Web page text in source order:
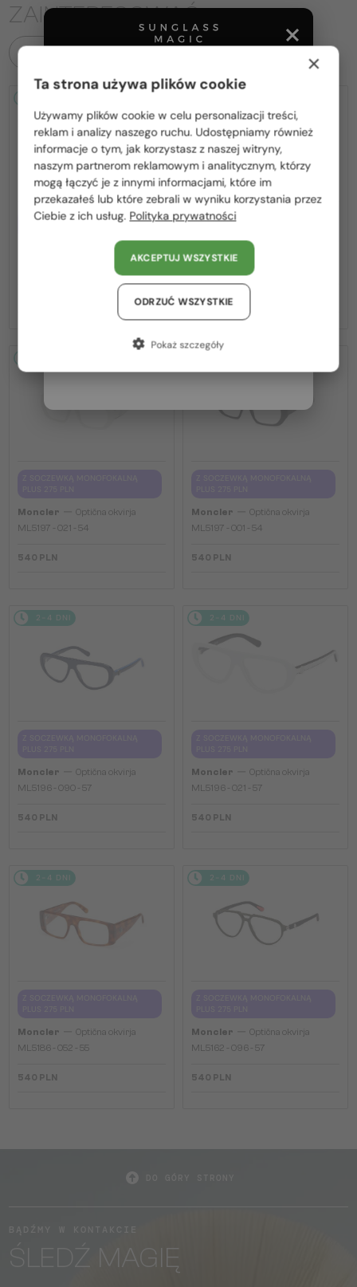
ZAINTERESOWAĆ
Z SOCZEWKĄ MONOFOKALNĄ
Optična okvirja
Z SOCZEWKĄ MONOFOKALNĄ
Moncler—
ML5202 - 036 - 56
540 PLN
Moncler
Optična okvirja
ML5197 - 021 - 54
540 PLN
Moncler
Optična okvirja
ML5197 - 001 - 54
540 PLN
2-4 DNI
Moncler
Optična okvirja
ML5196 - 090 - 57
540 PLN
2-4 DNI
Moncler
Optična okvirja
ML5196 - 021 - 57
540 PLN
2-4 DNI
Moncler
Optična okvirja
ML5186 - 052 - 55
540 PLN
2-4 DNI
Moncler
Optična okvirja
ML5162 - 096 - 57
540 PLN
ŚLEDŹ MAGIĘ
Proszę wybierz z listy odpowiedni dla Ciebie kraj:
Polska / PL
România / RO
Magyarország / HU
United Arab Emirates / EN
Austria / AT
Niemcy / DE
×
Ta strona używa plików cookie
Używamy plików cookie w celu personalizacji treści,
reklam i analizy naszego ruchu. Udostępniamy również
informacje o tym, jak korzystasz z naszej witryny,
naszym partnerom reklamowym i analitycznym, którzy
mogą łączyć je z innymi informacjami, które im
przekazałeś lub które zebrali w wyniku korzystania przez
Ciebie z ich usług. Polityka prywatności
AKCEPTUJ WSZYSTKIE
ODRZUĆ WSZYSTKIE
Pokaż szczegóły